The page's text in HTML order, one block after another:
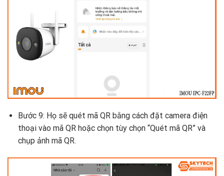
Bước 9: Họ sẽ quét mã QR bằng cách đặt camera điện
thoại vào mã QR hoặc chọn tùy chọn “Quét mã QR” và
chụp ảnh mã QR.